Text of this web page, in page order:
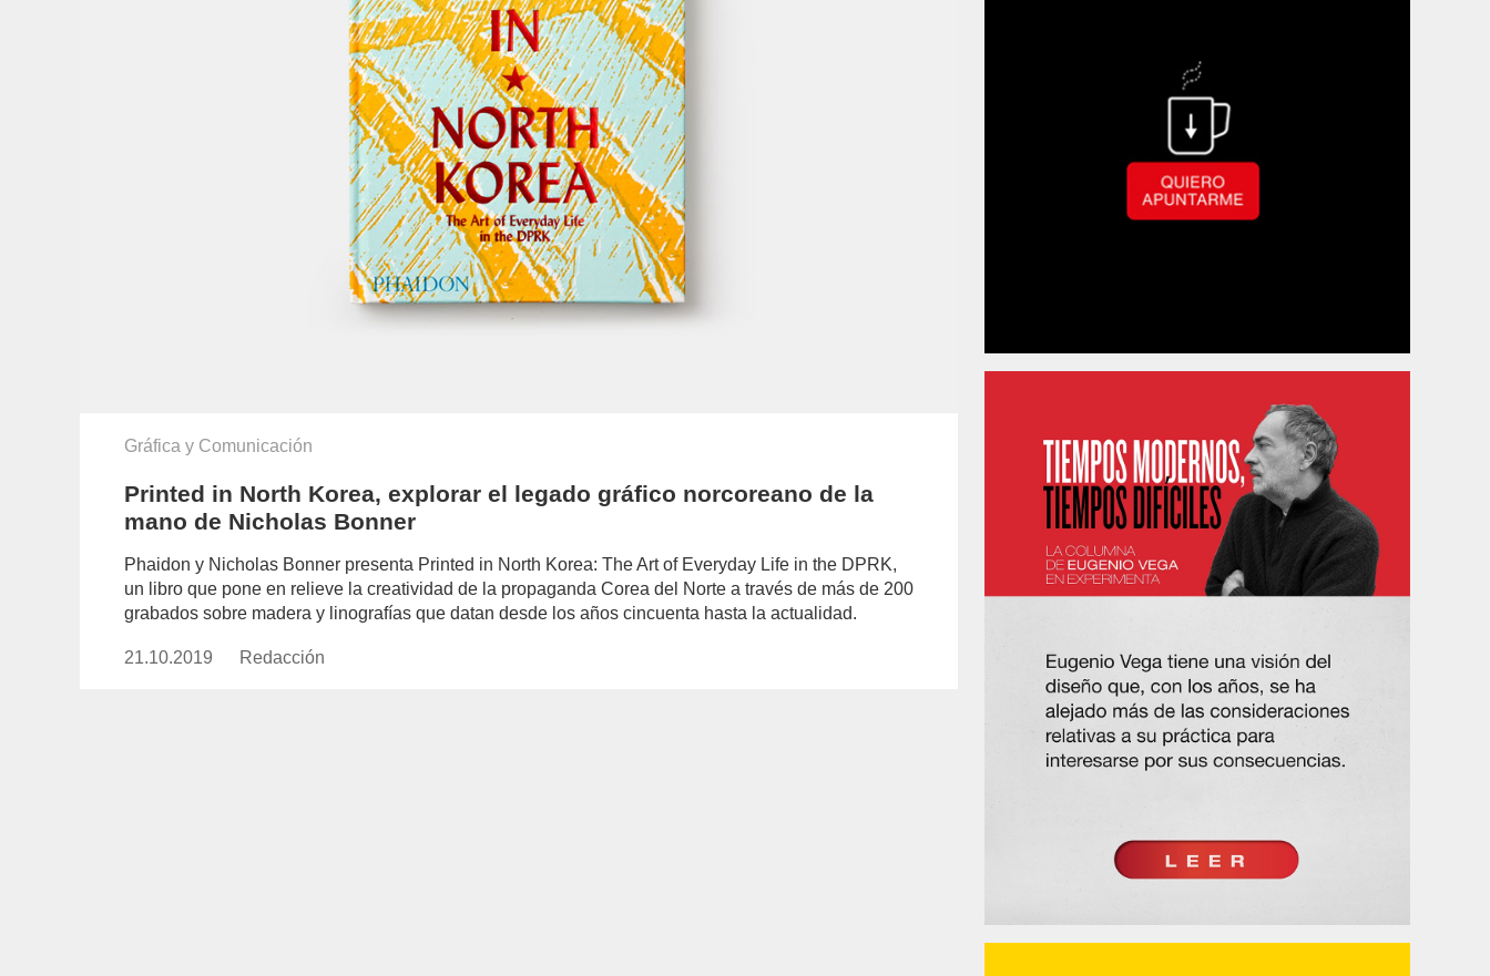
Gráfica y Comunicación
Printed in North Korea, explorar el legado gráfico norcoreano de la
mano de Nicholas Bonner
Phaidon y Nicholas Bonner presenta Printed in North Korea: The Art of Everyday Life in the DPRK,
un libro que pone en relieve la creatividad de la propaganda Corea del Norte a través de más de 200
grabados sobre madera y linografías que datan desde los años cincuenta hasta la actualidad.
Publicado
21.10.2019 https://www.experimenta.es/author/redaccion/
Redacción